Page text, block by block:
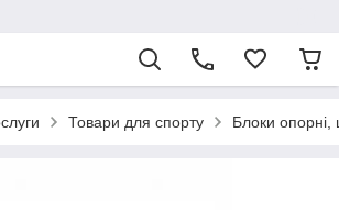
Товари для спорту Блоки опорні,